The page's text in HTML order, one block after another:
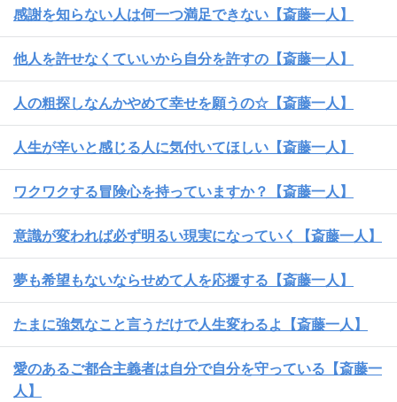
感謝を知らない人は何一つ満足できない【斎藤一人】
他人を許せなくていいから自分を許すの【斎藤一人】
人の粗探しなんかやめて幸せを願うの☆【斎藤一人】
人生が辛いと感じる人に気付いてほしい【斎藤一人】
ワクワクする冒険心を持っていますか？【斎藤一人】
意識が変われば必ず明るい現実になっていく【斎藤一人】
夢も希望もないならせめて人を応援する【斎藤一人】
たまに強気なこと言うだけで人生変わるよ【斎藤一人】
愛のあるご都合主義者は自分で自分を守っている【斎藤一
人】